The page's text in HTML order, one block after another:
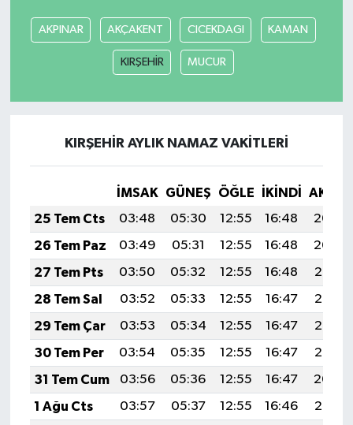
AKPINAR AKÇAKENT CICEKDAGI KAMAN
KIRŞEHİR MUCUR
KIRŞEHİR AYLIK NAMAZ VAKITLERI
İMSAK GÜNEŞ ÖĞLE İKINDI
25 Tem Cts
03:48 05:30 12:55 16:48
20:09
26 Tem Paz
03:49 05:31 12:55 16:48
20:09
27 Tem Pts
03:50 05:32 12:55 16:48
20:08
28 Tem Sal
03:52 05:33 12:55 16:47
20:07
29 Tem Çar
03:53 05:34 12:55 16:47
20:06
30 Tem Per
03:54 05:35 12:55 16:47
20:05
31 Tem Cum
03:56 05:36 12:55 16:47
20:04
1 Ağu Cts
03:57 05:37 12:55 16:46
20:03
SEÇİM 2011
ÜÇÜNCÜ SAYFA
SİVİL TOPLUM
SEÇİM 2014
KİM KİMDİR
ÇEK GÖNDER
KİTAP
HEDEF2020